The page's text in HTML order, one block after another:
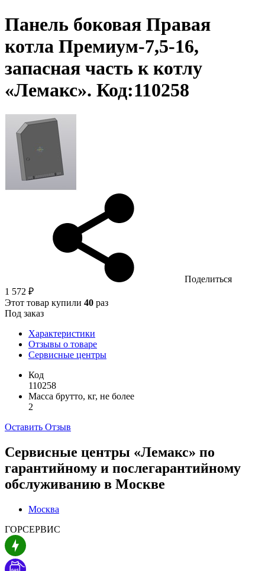
Панель боковая Правая
котла Премиум-7,5-16,
запасная часть к котлу
«Лемакс». Код:110258
Поделиться
1 572 ₽
Этот товар купили 40 раз
Под заказ
Характеристики
Отзывы о товаре
Сервисные центры
Код
110258
Масса брутто, кг, не более
2
Оставить Отзыв
Сервисные центры «Лемакс» по
гарантийному и послегарантийному
обслуживанию в Москве
Москва
ГОРСЕРВИС